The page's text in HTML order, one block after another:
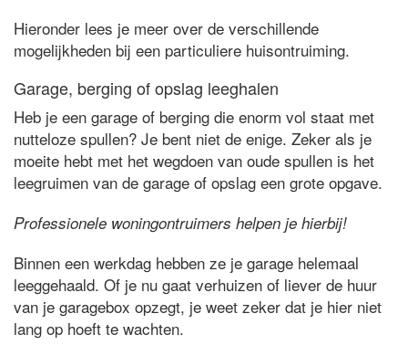
Hieronder lees je meer over de verschillende
mogelijkheden bij een particuliere huisontruiming.
Garage, berging of opslag leeghalen
Heb je een garage of berging die enorm vol staat met
nutteloze spullen? Je bent niet de enige. Zeker als je
moeite hebt met het wegdoen van oude spullen is het
leegruimen van de garage of opslag een grote opgave.
Professionele woningontruimers helpen je hierbij!
Binnen een werkdag hebben ze je garage helemaal
leeggehaald. Of je nu gaat verhuizen of liever de huur
van je garagebox opzegt, je weet zeker dat je hier niet
lang op hoeft te wachten.